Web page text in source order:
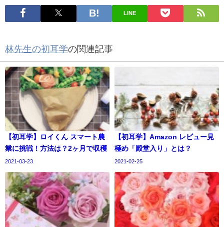
LINE
林先生の初耳学の関連記事
【初耳学】ロイくん スマート農
業に挑戦！方法は？2ヶ月で収穫
2021-03-23
【初耳学】Amazon レビュー見
極め「殿堂入り」とは？
2021-02-25